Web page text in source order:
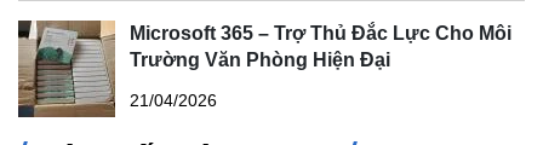
Microsoft 365 – Trợ Thủ Đắc Lực Cho Môi
Trường Văn Phòng Hiện Đại
21/04/2026